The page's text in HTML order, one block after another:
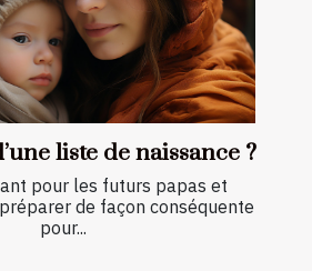
liste de naissance ?
pour les futurs papas et
de façon conséquente
pour...